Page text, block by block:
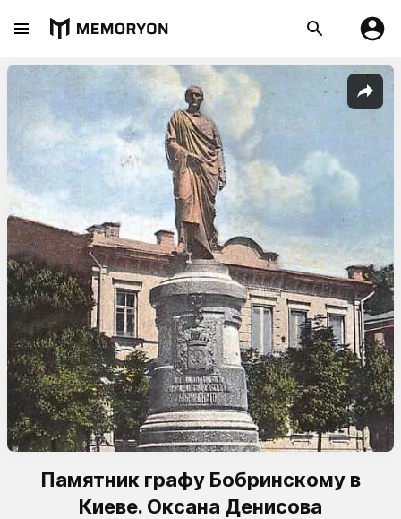
Памятник графу Бобринскому в
Киеве. Оксана Денисова